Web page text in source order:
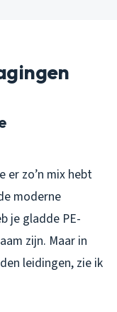
er zo’n mix hebt
moderne
je gladde PE-
zijn. Maar in
leidingen, zie ik